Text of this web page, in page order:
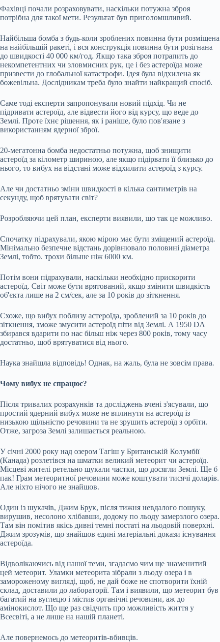
Фахівці почали розраховувати, наскільки потужна зброя
потрібна для такої мети. Результат був приголомшливий.
Найбільша бомба з будь-коли зроблених повинна бути розміщена
на найбільшій ракеті, і вся конструкція повинна бути розігнана
до швидкості 40 000 км/год. Якщо така зброя потрапить до
некомпетентних чи зловмисних рук, це і без астероїда може
призвести до глобальної катастрофи. Ідея була відхилена як
божевільна. Дослідникам треба було знайти найкращий спосіб.
Саме тоді експерти запропонували новий підхід. Чи не
підривати астероїд, але відвести його від курсу, що веде до
Землі. Проте їхнє рішення, як і раніше, було пов'язане з
використанням ядерної зброї.
20-мегатонна бомба недостатньо потужна, щоб знищити
астероїд за кілометр шириною, але якщо підірвати її близько до
нього, то вибух на відстані може відхилити астероїд з курсу.
Але чи достатньо зміни швидкості в кілька сантиметрів на
секунду, щоб врятувати світ?
Розробляючи цей план, експерти виявили, що так це можливо.
Спочатку підрахували, якою мірою має бути зміщений астероїд.
Мінімально безпечне відстань дорівнювало половині діаметра
Землі, тобто. трохи більше ніж 6000 км.
Потім вони підрахували, наскільки необхідно прискорити
астероїд. Світ може бути врятований, якщо змінити швидкість
об'єкта лише на 2 см/сек, але за 10 років до зіткнення.
Схоже, що вибух поблизу астероїда, зроблений за 10 років до
зіткнення, зможе змусити астероїд піти від Землі. А 1950 DA
збирався вдарити по нас більш ніж через 800 років, тому часу
достатньо, щоб врятуватися від нього.
Наука знайшла відповідь! Однак, на жаль, була не зовсім права.
Чому вибух не спрацює?
Після тривалих розрахунків та досліджень вчені з'ясували, що
простий ядерний вибух може не вплинути на астероїд із
низькою щільністю речовини та не зрушить астероїд з орбіти.
Отже, загроза Землі залишається реальною.
У січні 2000 року над озером Тагіш у Британській Колумбії
(Канада) розлетівся на шматки великий метеорит чи астероїд.
Місцеві жителі ретельно шукали частки, що досягли Землі. Ще б
пак! Грам метеоритної речовини може коштувати тисячі доларів.
Але ніхто нічого не знайшов.
Один із шукачів, Джим Брук, після тижня невдалого пошуку,
вирушив, несолоно хлібавши, додому по льоду замерзлого озера.
Там він помітив якісь дивні темні постаті на льодовій поверхні.
Джим зрозумів, що знайшов єдині матеріальні докази існування
астероїда.
Відволікаючись від нашої теми, згадаємо чим ще знаменитий
цей метеорит. Уламки метеорита зібрали з льоду озера і в
замороженому вигляді, щоб, не дай боже не спотворити їхній
склад, доставили до лабораторії. Там і виявили, що метеорит був
багатий на вуглецю і містив органічні речовини, аж до
амінокислот. Що ще раз свідчить про можливість життя у
Всесвіті, а не лише на нашій планеті.
Але повернемось до метеоритів-вбивців.